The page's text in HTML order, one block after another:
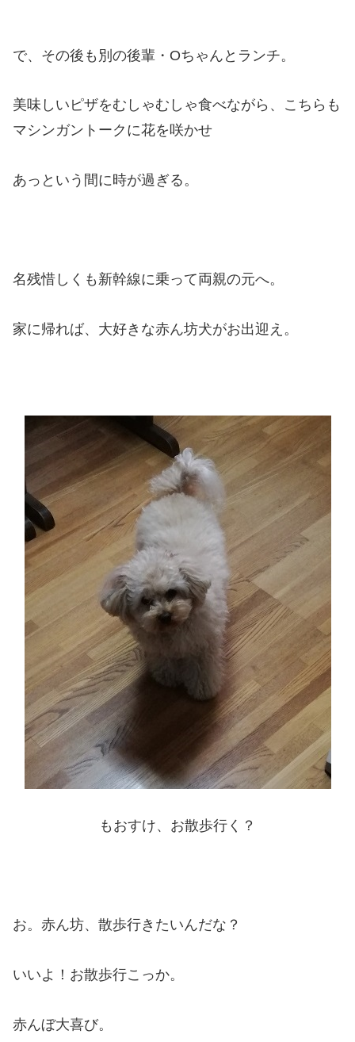
で、その後も別の後輩・Oちゃんとランチ。
美味しいピザをむしゃむしゃ食べながら、こちらも
マシンガントークに花を咲かせ
あっという間に時が過ぎる。
名残惜しくも新幹線に乗って両親の元へ。
家に帰れば、大好きな赤ん坊犬がお出迎え。
もおすけ、お散歩行く？
お。赤ん坊、散歩行きたいんだな？
いいよ！お散歩行こっか。
赤んぼ大喜び。